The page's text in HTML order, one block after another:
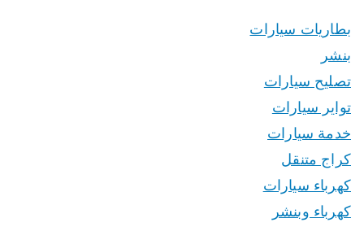
بطاريات سيارات
بنشر
تصليح سيارات
تواير سيارات
خدمة سيارات
كراج متنقل
كهرباء سيارات
كهرباء وبنشر